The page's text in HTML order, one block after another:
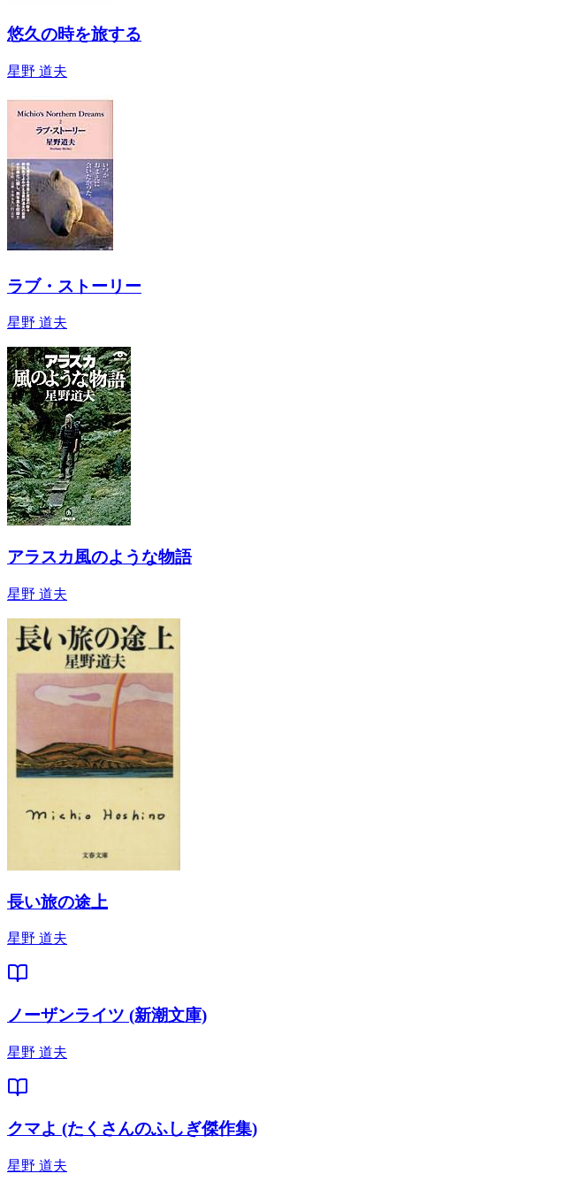
悠久の時を旅する
星野 道夫
ラブ・ストーリー
星野 道夫
アラスカ風のような物語
星野 道夫
長い旅の途上
星野 道夫
ノーザンライツ (新潮文庫)
星野 道夫
クマよ (たくさんのふしぎ傑作集)
星野 道夫